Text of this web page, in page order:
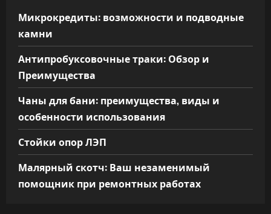
Микрокредиты: возможности и подводные
камни
Антипробуксовочные траки: Обзор и
Преимущества
Чаны для бани: преимущества, виды и
особенности использования
Стойки опор ЛЭП
Малярный скотч: Ваш незаменимый
помощник при ремонтных работах